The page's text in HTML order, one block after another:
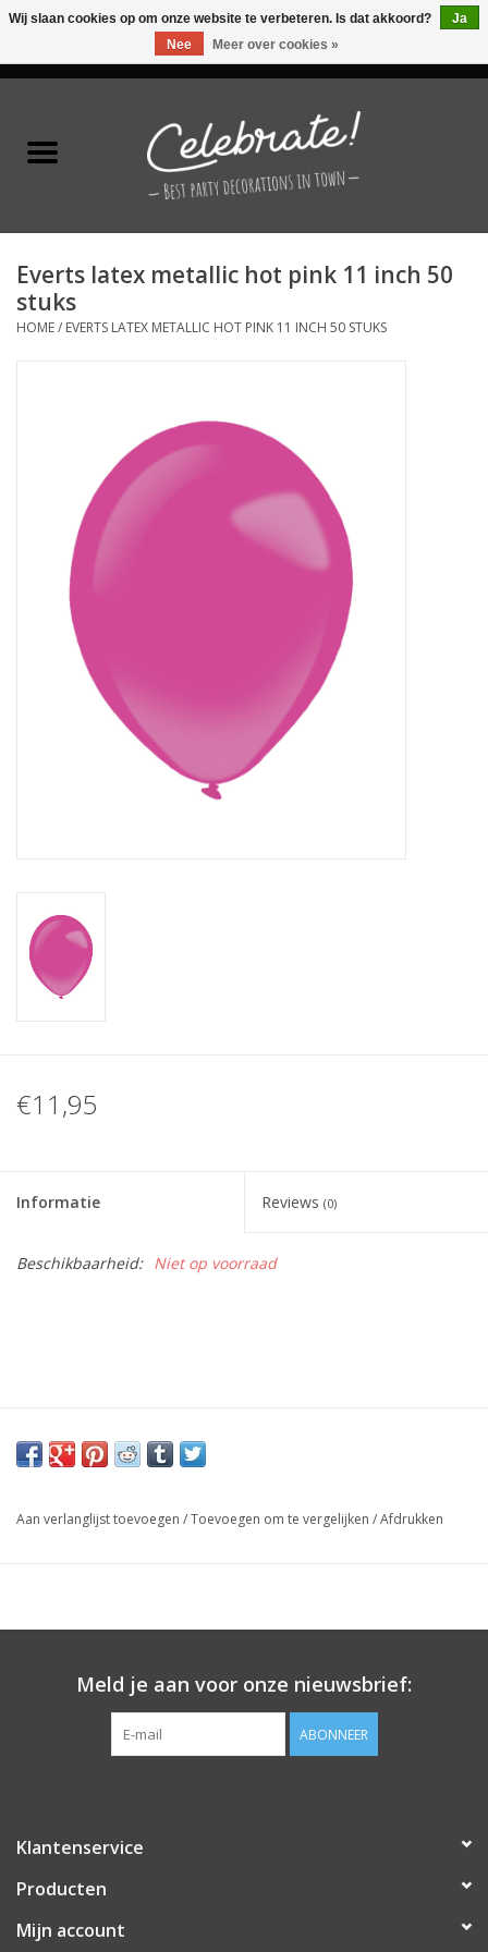
Latex ballonnen
Folie ballonnen
Verjaardag thema's
Kinderfeestjes
Cadeaus
Schmink&beauty
Accessoires
Everts latex metallic hot pink 11 inch 50
stuks
HOME/ EVERTS LATEX METALLIC HOT PINK 11 INCH 50 STUKS
€11,95
Informatie Reviews (0)
Beschikbaarheid: Niet op voorraad
Aan verlanglijst toevoegen /Toevoegen om te vergelijken /Afdrukken
Meld je aan voor onze nieuwsbrief:
ABONNEER
Klantenservice
Producten
Mijn account
Wij slaan cookies op om onze website te verbeteren. Is dat akkoord?
Ja
Nee
Meer over cookies »